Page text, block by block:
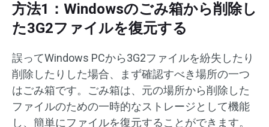
方法1：Windowsのごみ箱から削除し
た3G2ファイルを復元する
誤ってWindows PCから3G2ファイルを紛失したり
削除したりした場合、まず確認すべき場所の一つ
はごみ箱です。ごみ箱は、元の場所から削除した
ファイルのための一時的なストレージとして機能
し、簡単にファイルを復元することができます。